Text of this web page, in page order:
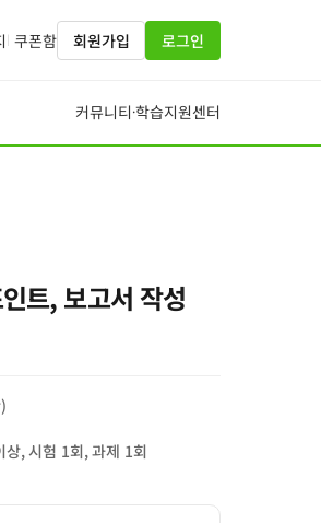
쿠폰함 회원가입 로그인
커뮤니티·학습지원센터
트, 보고서 작성
상, 시험 1회, 과제 1회